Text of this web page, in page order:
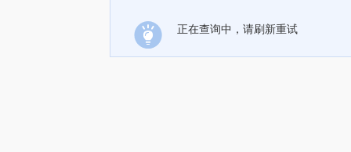
正在查询中，请刷新重试